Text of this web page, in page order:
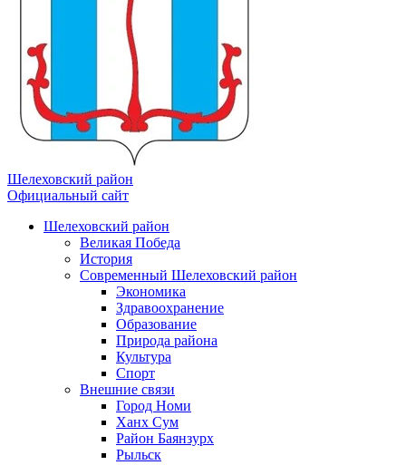
Шелеховский район
Официальный сайт
Шелеховский район
Великая Победа
История
Современный Шелеховский район
Экономика
Здравоохранение
Образование
Природа района
Культура
Спорт
Внешние связи
Город Номи
Ханх Сум
Район Баянзурх
Рыльск